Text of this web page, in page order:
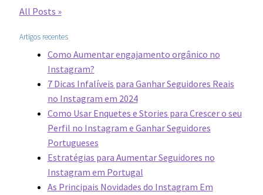
All Posts »
Artigos recentes
Como Aumentar engajamento orgânico no
Instagram?
7 Dicas Infalíveis para Ganhar Seguidores Reais
no Instagram em 2024
Como Usar Enquetes e Stories para Crescer o seu
Perfil no Instagram e Ganhar Seguidores
Portugueses
Estratégias para Aumentar Seguidores no
Instagram em Portugal
As Principais Novidades do Instagram Em